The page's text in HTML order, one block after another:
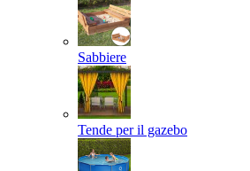
Sabbiere
Tende per il gazebo